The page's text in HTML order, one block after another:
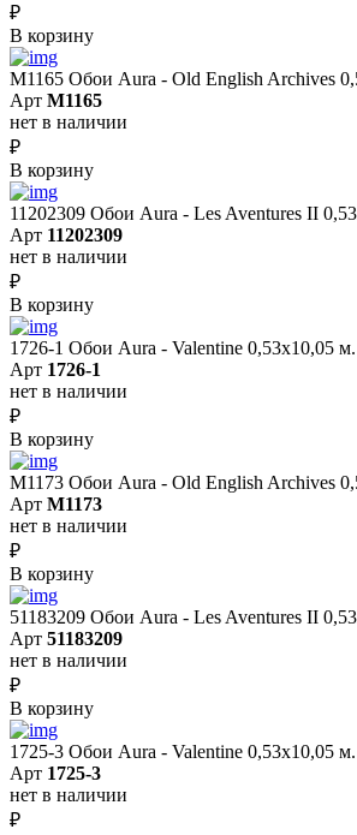
₽
В корзину
M1165 Обои Aura - Old English Archives
Арт M1165
нет в наличии
₽
В корзину
11202309 Обои Aura - Les Aventures II
Арт 11202309
нет в наличии
₽
В корзину
1726-1 Обои Aura - Valentine 0,53х10,05 м.
Арт 1726-1
нет в наличии
₽
В корзину
M1173 Обои Aura - Old English Archives
Арт M1173
нет в наличии
₽
В корзину
51183209 Обои Aura - Les Aventures II
Арт 51183209
нет в наличии
₽
В корзину
1725-3 Обои Aura - Valentine 0,53х10,05 м.
Арт 1725-3
нет в наличии
₽